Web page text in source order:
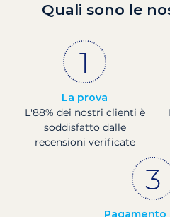
Quali sono le
La prova
L'88% dei nostri clienti è
soddisfatto dalle
recensioni verificate
Pagamento